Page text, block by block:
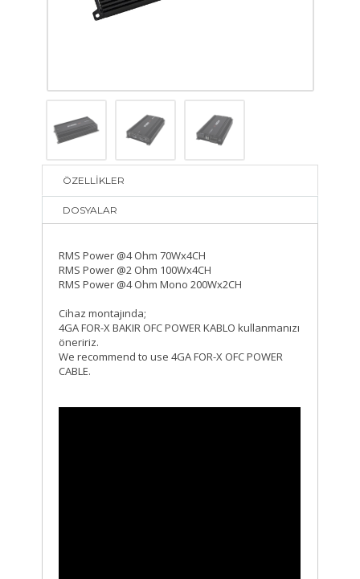
ÖZELLİKLER
DOSYALAR
RMS Power @4 Ohm 70Wx4CH
RMS Power @2 Ohm 100Wx4CH
RMS Power @4 Ohm Mono 200Wx2CH
Cihaz montajında;
4GA FOR-X BAKIR OFC POWER KABLO kullanmanızı
öneririz.
We recommend to use 4GA FOR-X OFC POWER
CABLE.